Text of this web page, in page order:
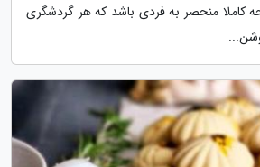
کاملا منحصر به فردی باشد که هر گردشگری